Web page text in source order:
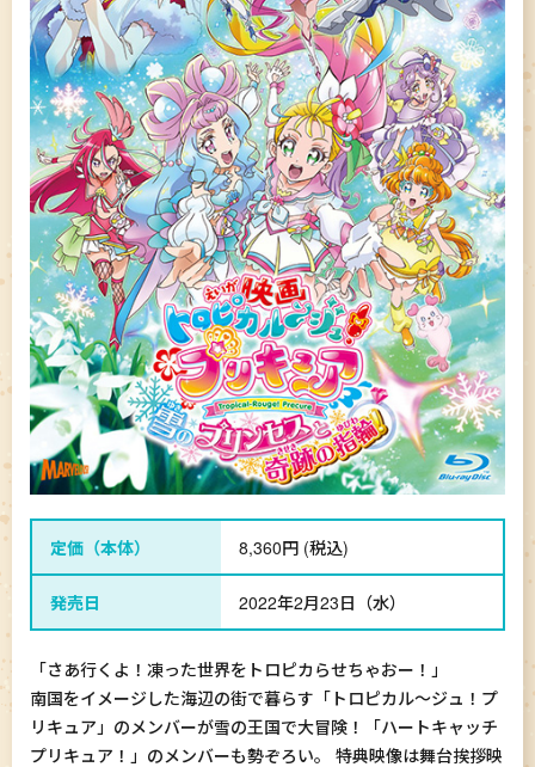
定価（本体） 8,360円 (税込)
発売日 2022年2月23日（水）
「さあ行くよ！凍った世界をトロピカらせちゃおー！」
南国をイメージした海辺の街で暮らす「トロピカル～ジュ！プ
リキュア」のメンバーが雪の王国で大冒険！「ハートキャッチ
プリキュア！」のメンバーも勢ぞろい。 特典映像は舞台挨拶映